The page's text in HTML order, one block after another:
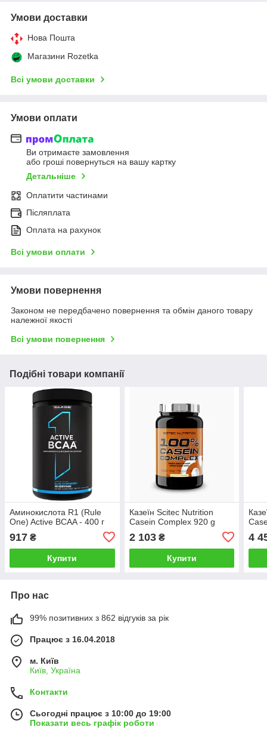
Умови доставки
Нова Пошта
Магазини Rozetka
Всі умови доставки
Умови оплати
Ви отримаєте замовлення
або гроші повернуться на вашу картку
Детальніше
Оплатити частинами
Післяплата
Оплата на рахунок
Всі умови оплати
Умови повернення
Законом не передбачено повернення та обмін даного товару
належної якості
Всі умови повернення
Подібні товари компанії
Аминокислота R1 (Rule
One) Active BCAA - 400 г
917 ₴
Купити
Казеїн Scitec Nutrition
Casein Complex 920 g
2 103₴
Купити
4
Про нас
99% позитивних з 862 відгуків за рік
Працює з 16.04.2018
м. Київ
Київ, Україна
Контакти
Сьогодні працює з 10:00 до 19:00
Показати весь графік роботи